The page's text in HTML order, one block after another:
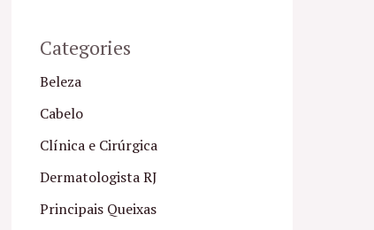
Categories
Beleza
Cabelo
Clínica e Cirúrgica
Dermatologista RJ
Principais Queixas